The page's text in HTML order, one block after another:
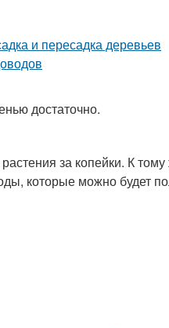
достаточно.
за копейки. К
которые можно будет